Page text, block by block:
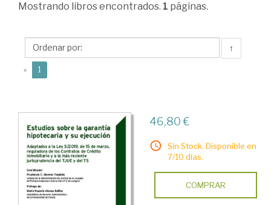
Moreno
Prudencio
C.
Mostrando libros encontrados. 1 páginas.
↑
« 1
46,80 €
Sin Stock. Disponible en
7/10 días.
COMPRAR